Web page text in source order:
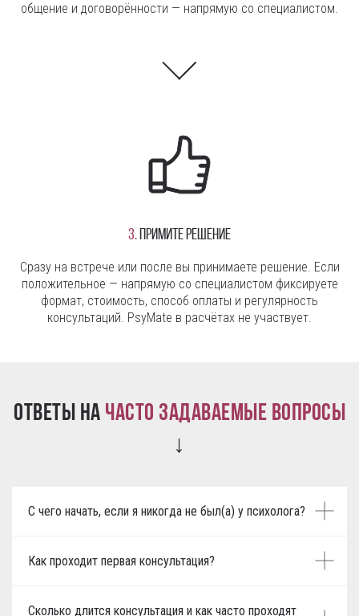
общение и договорённости — напрямую со специалистом.
3. Примите решение
Сразу на встрече или после вы принимаете решение. Если
положительное — напрямую со специалистом фиксируете
формат, стоимость, способ оплаты и регулярность
консультаций. PsyMate в расчётах не участвует.
Ответы на часто задаваемые вопросы
↓
С чего начать, если я никогда не был(а) у психолога?
Как проходит первая консультация?
Сколько длится консультация и как часто проходят